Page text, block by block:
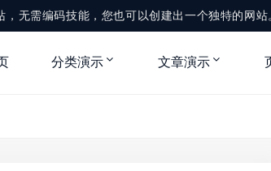
无需编码技能，您也可以创建出一个独特的网站
分类演示 文章演示